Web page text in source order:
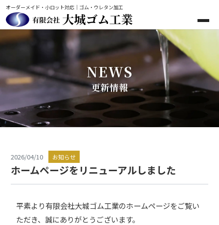
オーダーメイド・小ロット対応｜ゴム・ウレタン加工
NEWS
更新情報
2026/04/10 お知らせ
ホームページをリニューアルしました
平素より有限会社大城ゴム工業のホームページをご覧い
ただき、誠にありがとうございます。